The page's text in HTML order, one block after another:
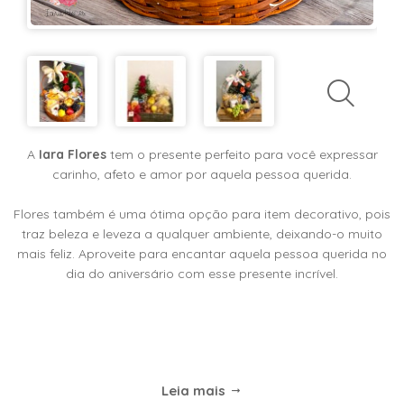
TIPOS
Central
Atendimento
A Iara Florestem o presente perfeito para você expressar
carinho, afeto e amor por aquela pessoa querida.
Flores também é uma ótima opção para item decorativo, pois
traz beleza e leveza a qualquer ambiente, deixando-o muito
mais feliz. Aproveite para encantar aquela pessoa querida no
dia do aniversário com esse presente incrível.
Leia mais